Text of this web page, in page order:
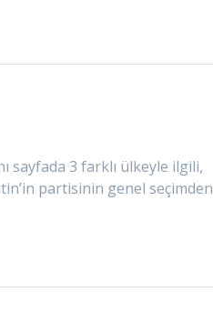
sayfada 3 farklı ülkeyle ilgili,
partisinin genel seçimden